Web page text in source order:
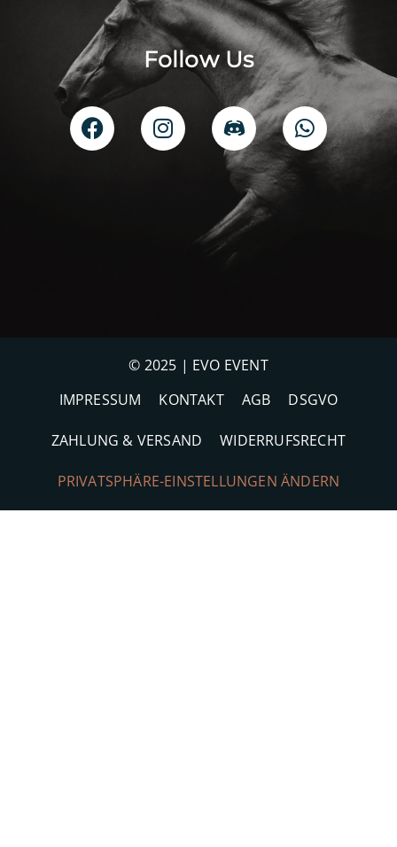
Follow Us
© 2025 | EVO EVENT
IMPRESSUM
KONTAKT AGB DSGVO
ZAHLUNG & VERSAND WIDERRUFSRECHT
PRIVATSPHÄRE-EINSTELLUNGEN ÄNDERN